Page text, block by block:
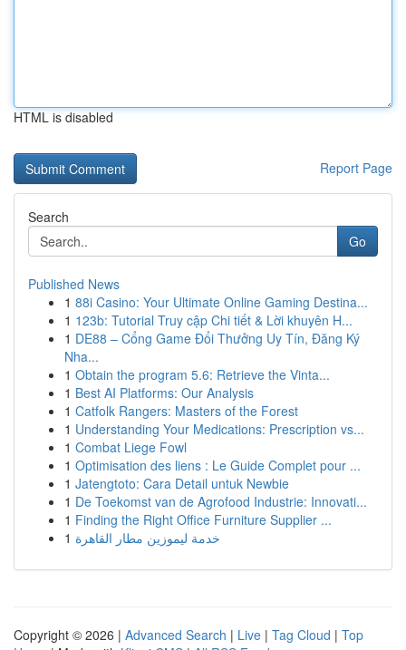
HTML is disabled
Report Page
Search
Go
Published News
1 88i Casino: Your Ultimate Online Gaming Destina...
1 123b: Tutorial Truy cập Chi tiết & Lời khuyên H...
1 DE88 – Cổng Game Đổi Thưởng Uy Tín, Đăng Ký
Nha...
1 Obtain the program 5.6: Retrieve the Vinta...
1 Best AI Platforms: Our Analysis
1 Catfolk Rangers: Masters of the Forest
1 Understanding Your Medications: Prescription vs...
1 Combat Liege Fowl
1 Optimisation des liens : Le Guide Complet pour ...
1 Jatengtoto: Cara Detail untuk Newbie
1 De Toekomst van de Agrofood Industrie: Innovati...
1 Finding the Right Office Furniture Supplier ...
1 خدمة ليموزين مطار القاهرة
Copyright © 2026 | Advanced Search | Live | Tag Cloud | Top